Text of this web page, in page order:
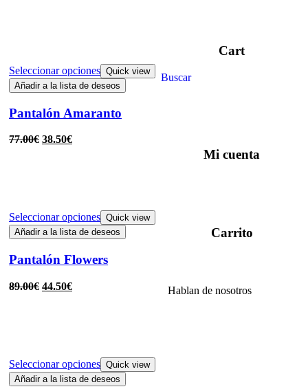
Seleccionar opciones Quick view
Añadir a la lista de deseos
Pantalón Amaranto
77.00€ 38.50€
Seleccionar opciones Quick view
Añadir a la lista de deseos
Pantalón Flowers
89.00€ 44.50€
Seleccionar opciones Quick view
Añadir a la lista de deseos
Cart
Buscar
Mi cuenta
Carrito
Hablan de nosotros